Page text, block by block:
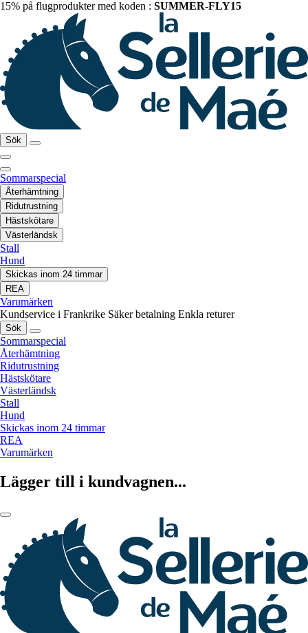
15% på flugprodukter med koden : SUMMER-FLY15
Sök
Sommarspecial
Återhämtning
Ridutrustning
Hästskötare
Västerländsk
Stall
Hund
Skickas inom 24 timmar
REA
Varumärken
Kundservice i Frankrike Säker betalning Enkla returer
Sök
Sommarspecial
Återhämtning
Ridutrustning
Hästskötare
Västerländsk
Stall
Hund
Skickas inom 24 timmar
REA
Varumärken
Lägger till i kundvagnen...